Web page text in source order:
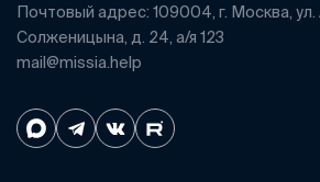
Почтовый адрес: 109004, г. Москва,
Солженицына, д. 24, а/я 123
mail@missia.help